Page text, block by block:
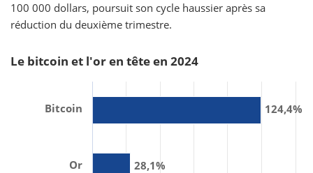
100 000 dollars, poursuit son cycle haussier après sa
réduction du deuxième trimestre.
Le bitcoin et l'or en tête en 2024
124,4%
28,1%
Bitcoin
Or